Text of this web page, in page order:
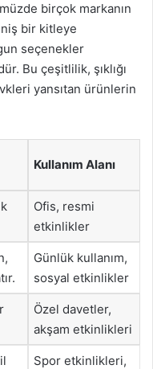
birçok markanın
bir kitleye
seçenekler
Bu çeşitlilik, şıklığı
yansıtan ürünlerin
Kullanım Alanı
Ofis, resmi
etkinlikler
Günlük kullanım,
sosyal etkinlikler
Özel davetler,
akşam etkinlikleri
Spor etkinlikleri,